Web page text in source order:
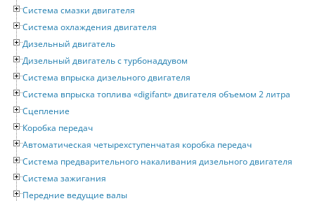
Система смазки двигателя
Система охлаждения двигателя
Дизельный двигатель
Дизельный двигатель с турбонаддувом
Система впрыска дизельного двигателя
Система впрыска топлива «digifant» двигателя объемом 2 литра
Сцепление
Коробка передач
Автоматическая четырехступенчатая коробка передач
Система предварительного накаливания дизельного двигателя
Система зажигания
Передние ведущие валы